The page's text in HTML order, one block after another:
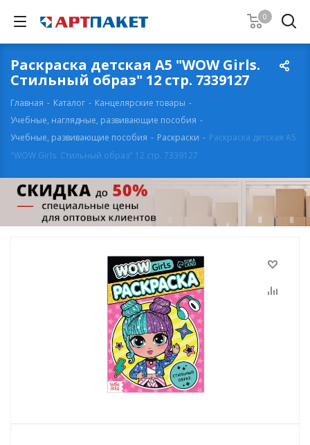
0
Раскраска детская А5 "WOW Girls.
Стильный образ" 12 стр. 7339127
Главная - Каталог - Канцелярские товары -
Учебные, наглядные, развивающие пособия -
Учебные, развивающие пособия - Раскраски - Раскраска детская А5
"WOW Girls. Стильный образ" 12 стр. 7339127